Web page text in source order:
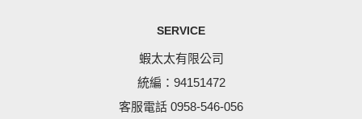
SERVICE
蝦太太有限公司
統編：94151472
客服電話 0958-546-056